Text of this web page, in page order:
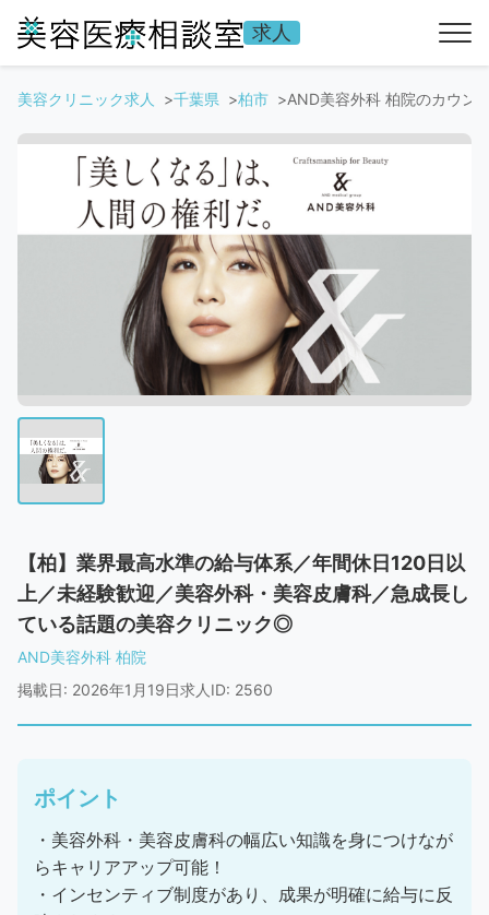
求人
美容クリニック求人 千葉県 柏市 AND美容外科 柏院のカウン
【柏】業界最高水準の給与体系／年間休日120日以
上／未経験歓迎／美容外科・美容皮膚科／急成長し
ている話題の美容クリニック◎
AND美容外科 柏院
掲載日: 2026年1月19日求人ID: 2560
ポイント
・美容外科・美容皮膚科の幅広い知識を身につけなが
らキャリアアップ可能！
・インセンティブ制度があり、成果が明確に給与に反